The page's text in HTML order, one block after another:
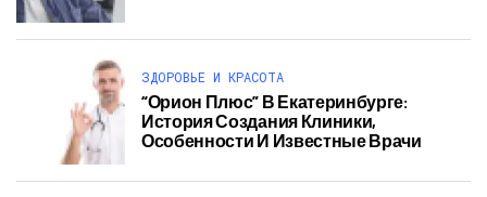
ЗДОРОВЬЕ И КРАСОТА
“Орион Плюс” В Екатеринбурге:
История Создания Клиники,
Особенности И Известные Врачи